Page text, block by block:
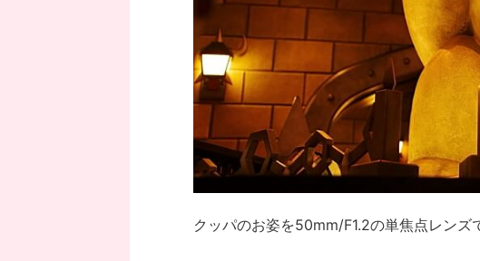
クッパのお姿を50mm/F1.2の単焦点レンズ